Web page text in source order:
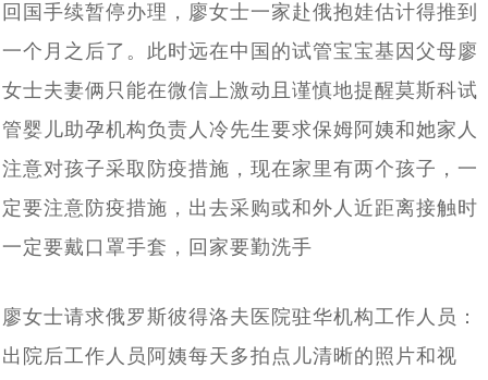
式很有效 [2020-09-26]
海外试管婴儿及代怀法律与规定详解
[2020-09-21]
中国朋友出国求子，小心孩子出生前被“基因调包”，生出
的孩子不是自己的 [2020-09-17]
中国同性恋朋友有7000万，同性恋群体做海外试管婴儿代
怀求子存在人传人效应 [2020-09-16]
回国手续暂停办理，廖女士一家赴俄抱娃估计得推到
一个月之后了。此时远在中国的试管宝宝基因父母廖
女士夫妻俩只能在微信上激动且谨慎地提醒莫斯科试
管婴儿助孕机构负责人冷先生要求保姆阿姨和她家人
注意对孩子采取防疫措施，现在家里有两个孩子，一
定要注意防疫措施，出去采购或和外人近距离接触时
一定要戴口罩手套，回家要勤洗手
廖女士请求俄罗斯彼得洛夫医院驻华机构工作人员：
出院后工作人员阿姨每天多拍点儿清晰的照片和视